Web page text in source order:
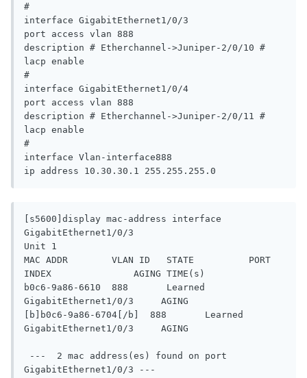
#
interface GigabitEthernet1/0/3
port access vlan 888
description # Etherchannel->Juniper-2/0/10 #
lacp enable
#
interface GigabitEthernet1/0/4
port access vlan 888
description # Etherchannel->Juniper-2/0/11 #
lacp enable
#
interface Vlan-interface888
ip address 10.30.30.1 255.255.255.0
[s5600]display mac-address interface
GigabitEthernet1/0/3
Unit 1
MAC ADDR        VLAN ID   STATE          PORT
INDEX               AGING TIME(s)
b0c6-9a86-6610  888       Learned
GigabitEthernet1/0/3     AGING
[b]b0c6-9a86-6704[/b]  888       Learned
GigabitEthernet1/0/3     AGING
GigabitEthernet1/0/3 ---